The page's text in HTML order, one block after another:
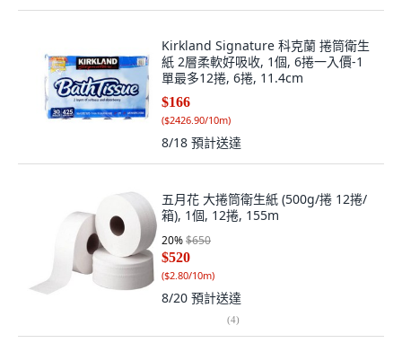
Kirkland Signature 科克蘭 捲筒衛生
紙 2層柔軟好吸收, 1個, 6捲一入價-1
單最多12捲, 6捲, 11.4cm
$166
($2426.90/10m)
8/18 預計送達
五月花 大捲筒衛生紙 (500g/捲 12捲/
箱), 1個, 12捲, 155m
20%$650
$520
($2.80/10m)
8/20 預計送達
(4)